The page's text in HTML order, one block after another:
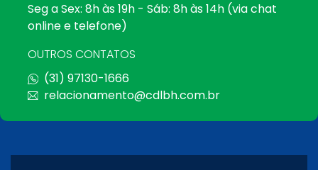
Seg a Sex: 8h às 19h - Sáb: 8h às 14h (via chat
online e telefone)
OUTROS CONTATOS
(31) 97130-1666
relacionamento@cdlbh.com.br